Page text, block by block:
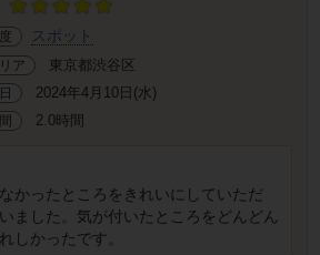
スポット
ア 東京都渋谷区
2024年4月10日(水)
2.0時間
かったところをきれいにしていただ
ました。気が付いたところをどんどん
しかったです。